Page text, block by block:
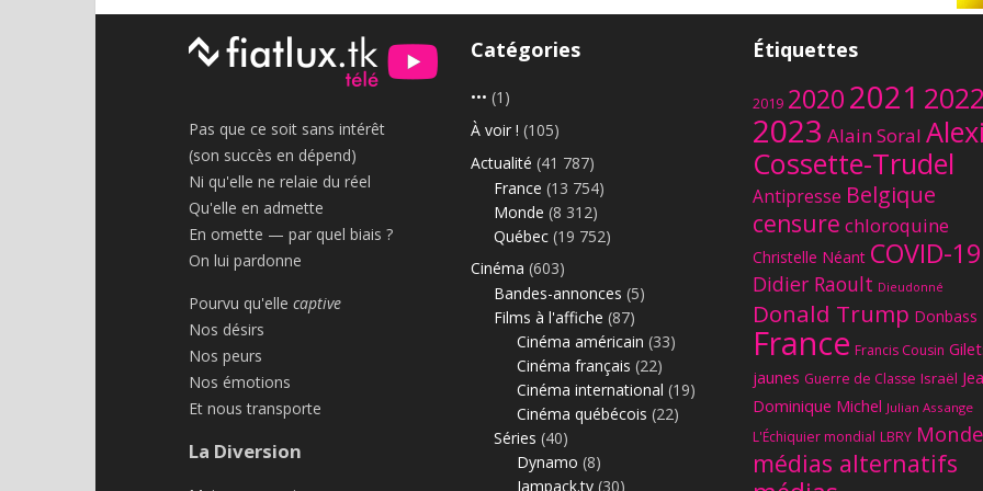
Pas que ce soit sans intérêt
(son succès en dépend)
Ni qu'elle ne relaie du réel
Qu'elle en admette
En omette — par quel biais ?
On lui pardonne
Pourvu qu'elle captive
Nos désirs
Nos peurs
Nos émotions
Et nous transporte
La Diversion
Catégories
••• (1)
À voir ! (105)
Actualité (41 787)
France (13 754)
Monde (8 312)
Québec (19 752)
Cinéma (603)
Bandes-annonces (5)
Films à l'affiche (87)
Cinéma américain (33)
Cinéma français (22)
Cinéma international (19)
Cinéma québécois (22)
Séries (40)
Dynamo (8)
Jampack.tv (30)
Étiquettes
2019 20202021 2022
2023 Alain Soral
Cossette-Trudel
Antipresse Belgique
censure chloroquine
Christelle Néant COVID-19
Didier Raoult Dieudonné
Donald Trump Donbass
France Francis Cousin
jaunes Guerre de Classe Israël
Dominique Michel Julian Assange
L'Échiquier mondial LBRY Monde
médias alternatifs